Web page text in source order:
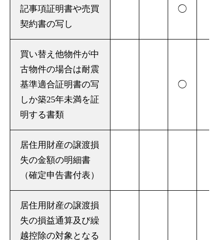
記事項証明書や売買
契約書の写し
◯
買い替え他物件が中
古物件の場合は耐震
基準適合証明書の写
しか築25年未満を証
明する書類
◯
居住用財産の譲渡損
失の金額の明細書
（確定申告書付表）
居住用財産の譲渡損
失の損益通算及び繰
越控除の対象となる